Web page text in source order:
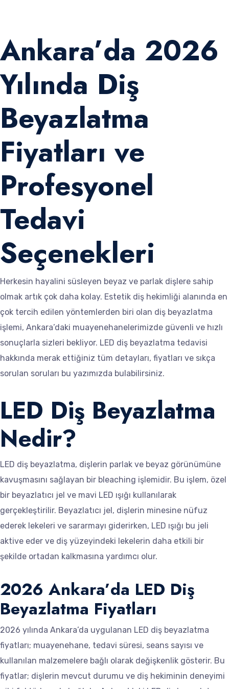
Ankara’da 2026
Yılında Diş
Beyazlatma
Fiyatları ve
Profesyonel
Tedavi
Seçenekleri
Herkesin hayalini süsleyen beyaz ve parlak dişlere sahip
olmak artık çok daha kolay. Estetik diş hekimliği alanında en
çok tercih edilen yöntemlerden biri olan diş beyazlatma
işlemi, Ankara’daki muayenehanelerimizde güvenli ve hızlı
sonuçlarla sizleri bekliyor. LED diş beyazlatma tedavisi
hakkında merak ettiğiniz tüm detayları, fiyatları ve sıkça
sorulan soruları bu yazımızda bulabilirsiniz.
LED Diş Beyazlatma
Nedir?
LED diş beyazlatma, dişlerin parlak ve beyaz görünümüne
kavuşmasını sağlayan bir bleaching işlemidir. Bu işlem, özel
bir beyazlatıcı jel ve mavi LED ışığı kullanılarak
gerçekleştirilir. Beyazlatıcı jel, dişlerin minesine nüfuz
ederek lekeleri ve sararmayı giderirken, LED ışığı bu jeli
aktive eder ve diş yüzeyindeki lekelerin daha etkili bir
şekilde ortadan kalkmasına yardımcı olur.
2026 Ankara’da LED Diş
Beyazlatma Fiyatları
2026 yılında Ankara’da uygulanan LED diş beyazlatma
fiyatları; muayenehane, tedavi süresi, seans sayısı ve
kullanılan malzemelere bağlı olarak değişkenlik gösterir. Bu
fiyatlar; dişlerin mevcut durumu ve diş hekiminin deneyimi